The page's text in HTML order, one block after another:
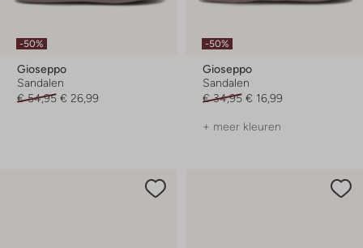
-50%
Gioseppo
Sandalen
€ 54,95 € 26,99
-50%
Gioseppo
Sandalen
€ 34,95 € 16,99
+ meer kleuren